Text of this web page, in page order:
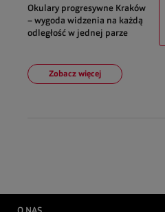
Okulary progresywne Kraków
– wygoda widzenia na każdą
odległość w jednej parze
Zobacz więcej